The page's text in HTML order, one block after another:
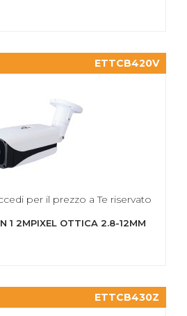
ETTCB420V
per il prezzo a Te riservato
1 2MPIXEL OTTICA 2.8-12MM
ETTCB430Z